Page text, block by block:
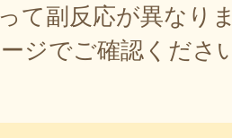
て副反応が異なりま
ジでご確認ください